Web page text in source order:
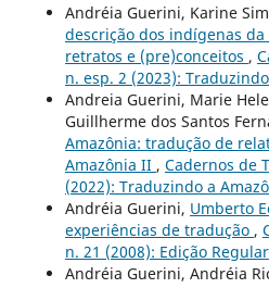
Andréia Guerini, Karine
descrição dos indígenas
retratos e (pre)conceitos ,
n. esp. 2 (2023):
Andreia Guerini, Marie
Guillherme dos Santos
Amazônia: tradução de
Amazônia II , Cadernos de
(2022): Traduzindo a
Andréia Guerini, Umberto
experiências de tradução ,
n. 21 (2008): Edição Regular
Andréia Guerini, Andréia